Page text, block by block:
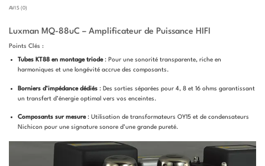
AVIS (0)
Luxman MQ-88uC – Amplificateur de Puissance HIFI
Points Clés :
Tubes KT88 en montage triode: Pour une sonorité transparente, riche en
harmoniques et une longévité accrue des composants.
Borniers d’impédance dédiés: Des sorties séparées pour 4, 8 et 16 ohms garantissant
un transfert d’énergie optimal vers vos enceintes.
Composants sur mesure: Utilisation de transformateurs OY15 et de condensateurs
Nichicon pour une signature sonore d’une grande pureté.